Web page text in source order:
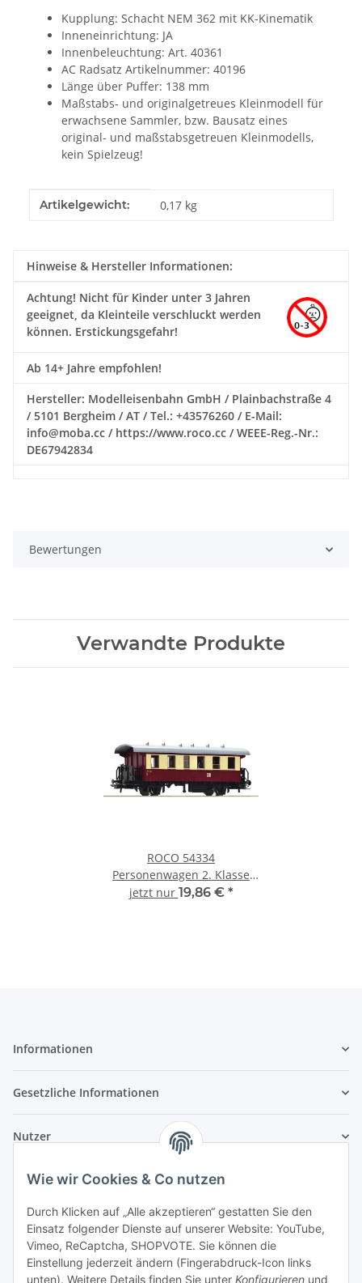
Wie wir Cookies & Co nutzen
Durch Klicken auf „Alle akzeptieren“ gestatten Sie den
Einsatz folgender Dienste auf unserer Website: YouTube,
Vimeo, ReCaptcha, SHOPVOTE. Sie können die
Einstellung jederzeit ändern (Fingerabdruck-Icon links
unten). Weitere Details finden Sie unter Konfigurieren und
Kupplung: Schacht NEM 362 mit KK-Kinematik
Inneneinrichtung: JA
Innenbeleuchtung: Art. 40361
AC Radsatz Artikelnummer: 40196
Länge über Puffer: 138 mm
Maßstabs- und originalgetreues Kleinmodell für
erwachsene Sammler, bzw. Bausatz eines
original- und maßstabsgetreuen Kleinmodells,
kein Spielzeug!
Produkteigenschaft
Wert
Artikelgewicht: 0,17 kg
Hinweise & Hersteller Informationen:
Achtung! Nicht für Kinder unter 3 Jahren
geeignet, da Kleinteile verschluckt werden
können. Erstickungsgefahr!
Ab 14+ Jahre empfohlen!
Hersteller: Modelleisenbahn GmbH / Plainbachstraße 4
/ 5101 Bergheim / AT / Tel.: +43576260 / E-Mail:
info@moba.cc / https://www.roco.cc / WEEE-Reg.-Nr.:
DE67942834
Bewertungen
Verwandte Produkte
ROCO 54334
Personenwagen 2. Klasse
DR Ep.III Spur H0
jetzt nur 19,86 € *
Informationen
Gesetzliche Informationen
Nutzer